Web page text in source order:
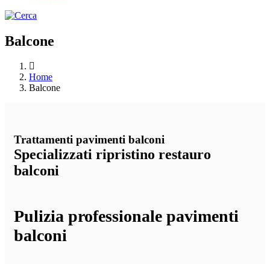
Balcone
Home
Balcone
Trattamenti pavimenti balconi
Specializzati ripristino restauro
balconi
Pulizia professionale pavimenti
balconi